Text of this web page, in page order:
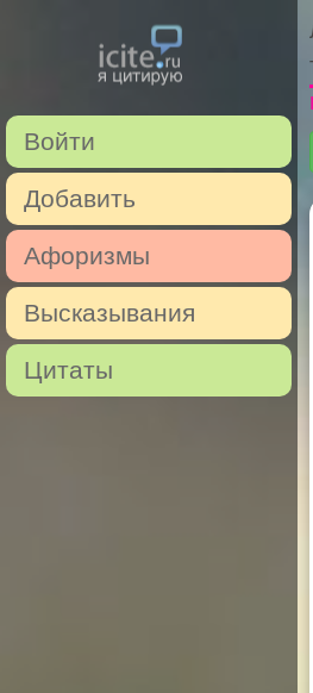
Войти
Добавить
Афоризмы
Высказывания
Цитаты